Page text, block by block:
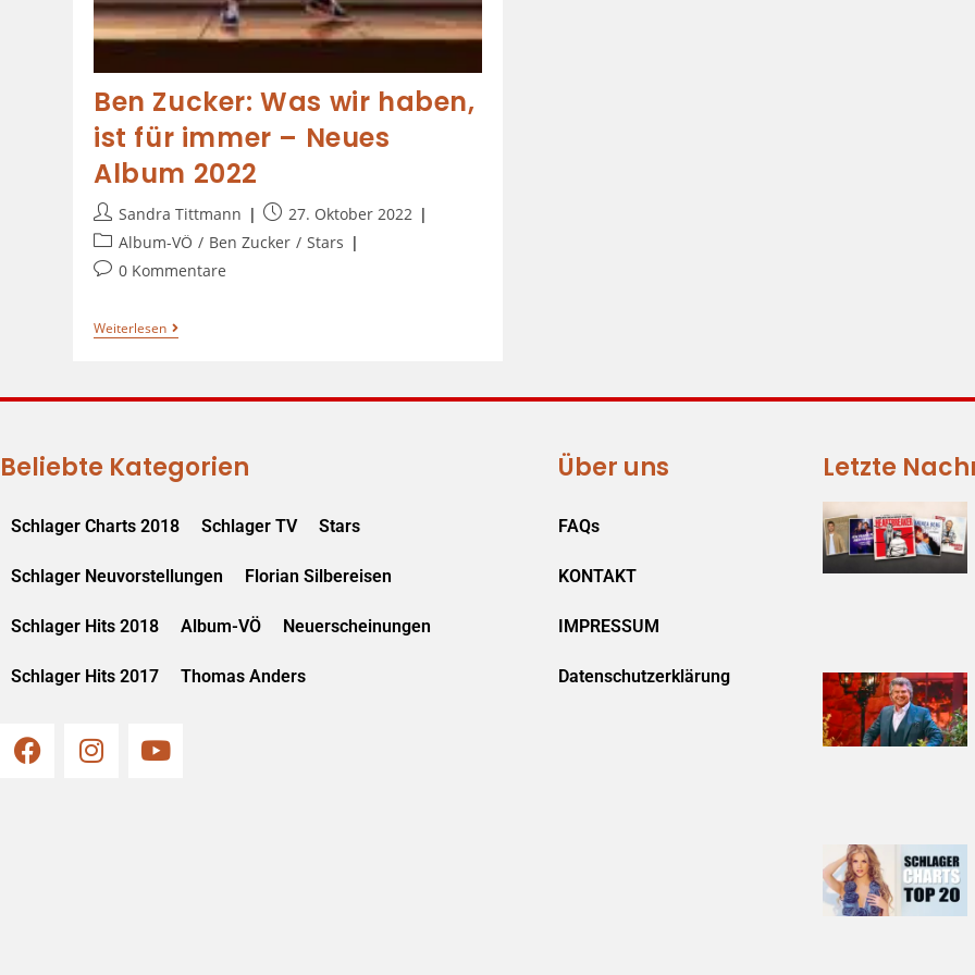
Ben Zucker: Was wir haben,
ist für immer – Neues
Album 2022
Sandra Tittmann
27. Oktober 2022
Album-VÖ / Ben Zucker / Stars
0 Kommentare
Weiterlesen
Beliebte Kategorien
Schlager Charts 2018 Schlager TV Stars
Schlager Neuvorstellungen Florian Silbereisen
Schlager Hits 2018 Album-VÖ Neuerscheinungen
Schlager Hits 2017 Thomas Anders
Über uns
FAQs
KONTAKT
IMPRESSUM
Datenschutzerklärung
Letzte